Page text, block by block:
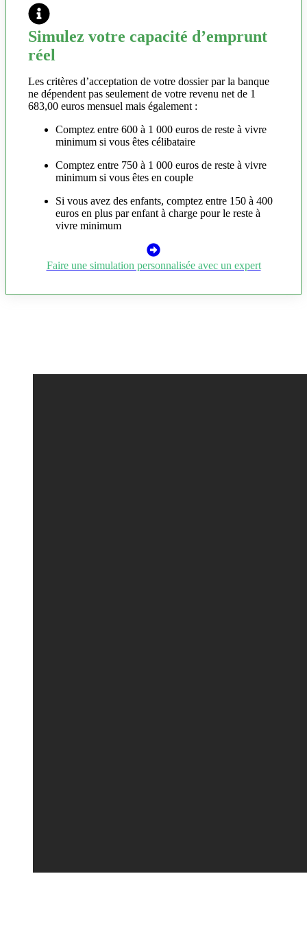
Simulez votre capacité d’emprunt
réel
Les critères d’acceptation de votre dossier par la banque
ne dépendent pas seulement de votre revenu net de 1
683,00 euros mensuel mais également :
Comptez entre 600 à 1 000 euros de reste à vivre
minimum si vous êtes célibataire
Comptez entre 750 à 1 000 euros de reste à vivre
minimum si vous êtes en couple
Si vous avez des enfants, comptez entre 150 à 400
euros en plus par enfant à charge pour le reste à
vivre minimum
Faire une simulation personnalisée avec un expert